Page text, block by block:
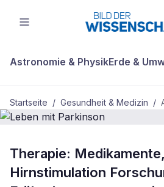
Astronomie & PhysikErde &
Startseite / Gesundheit & Medizin /
Leben mit Parkinson
Therapie:
Hirnstimulation